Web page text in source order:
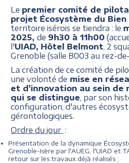
Le premier comité de
projet Écosystème du
territoire isérois se tiendra : le
2025,de 9h30 à 11h00
l'UIAD, Hôtel Belmont , 2
Grenoble (salle B003 au rez-
La création de ce comité de
une volonté de mise en
et d'innovation au sein de
qui se distingue , par son
configuration, d'autres
gérontologiques.
Ordre du jour :
Présentation de la dynamique
Grenoble-Isère par l'AUEG, l'UIAD et
retour sur les travaux déjà réalisés ;